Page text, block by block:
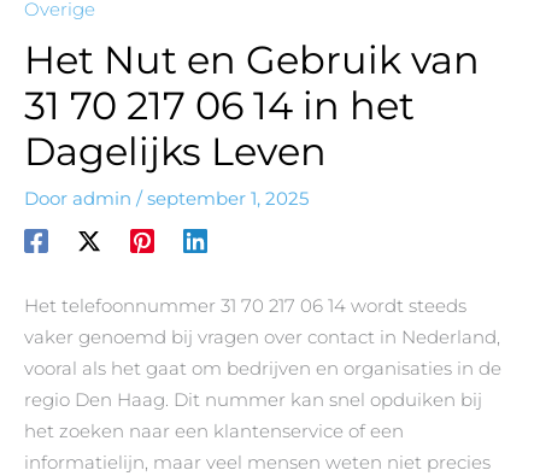
Overige
Het Nut en Gebruik van
31 70 217 06 14 in het
Dagelijks Leven
Door admin /september 1, 2025
Het telefoonnummer 31 70 217 06 14 wordt steeds
vaker genoemd bij vragen over contact in Nederland,
vooral als het gaat om bedrijven en organisaties in de
regio Den Haag. Dit nummer kan snel opduiken bij
het zoeken naar een klantenservice of een
informatielijn, maar veel mensen weten niet precies